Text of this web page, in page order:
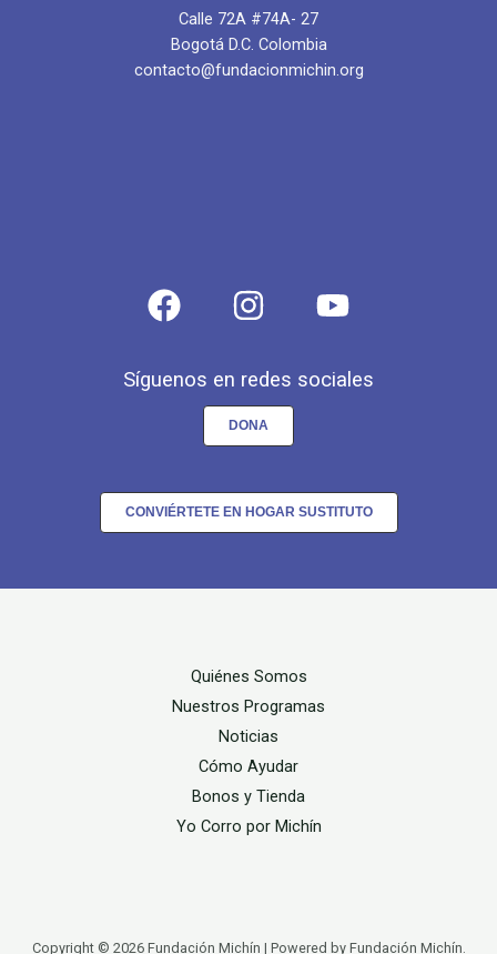
Calle 72A #74A- 27
Bogotá D.C. Colombia
contacto@fundacionmichin.org
Síguenos en redes sociales
DONA
CONVIÉRTETE EN HOGAR SUSTITUTO
Quiénes Somos
Nuestros Programas
Noticias
Cómo Ayudar
Bonos y Tienda
Yo Corro por Michín
Copyright © 2026 Fundación Michín | Powered by Fundación Michín.